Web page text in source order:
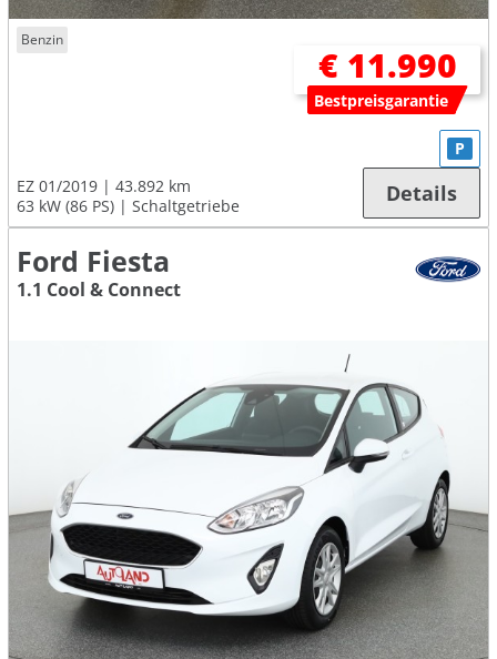
Benzin
€ 11.990
Bestpreisgarantie
EZ 01/2019
43.892 km
63 kW (86 PS)
Schaltgetriebe
P
Details
Ford Fiesta
1.1 Cool & Connect